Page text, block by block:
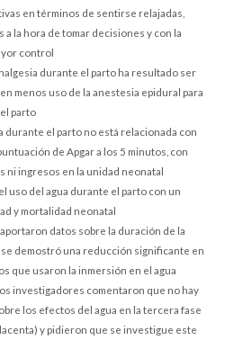
en términos de sentirse relajadas,
a la hora de tomar decisiones y con la
control
durante el parto ha resultado ser
menos uso de la anestesia epidural para
parto
durante el parto no está relacionada con
de Apgar a los 5 minutos, con
ni ingresos en la unidad neonatal
uso del agua durante el parto con un
y mortalidad neonatal
datos sobre la duración de la
demostró una reducción significante en
que usaron la inmersión en el agua
investigadores comentaron que no hay
los efectos del agua en la tercera fase
y pidieron que se investigue este